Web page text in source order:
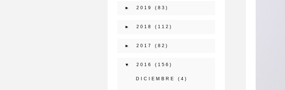
► 2019 (83)
► 2018 (112)
► 2017 (82)
▼ 2016 (156)
DICIEMBRE (4)